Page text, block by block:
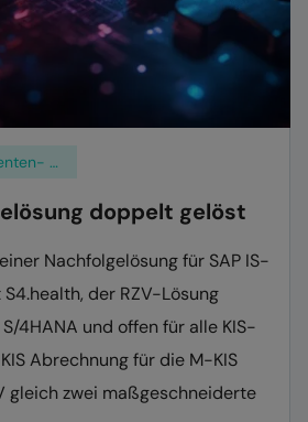
Patienten- und Klientenmanagement
doppelt gelöst
Nachfolgelösung für SAP IS-
der RZV-Lösung
4HANA und offen für alle KIS-
Abrechnung für die M-KIS
gleich zwei maßgeschneiderte